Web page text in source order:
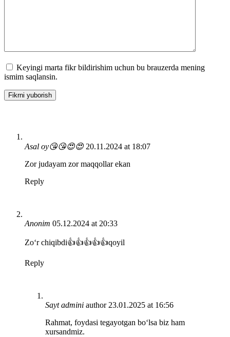
Keyingi marta fikr bildirishim uchun bu brauzerda mening
ismim saqlansin.
Asal oy😘😘😍😍 20.11.2024 at 18:07
Zor judayam zor maqqollar ekan
Reply
Anonim 05.12.2024 at 20:33
Zoʻr chiqibdi👍👍👍👍👍qoyil
Reply
Sayt admini author 23.01.2025 at 16:56
Rahmat, foydasi tegayotgan bo‘lsa biz ham
xursandmiz.